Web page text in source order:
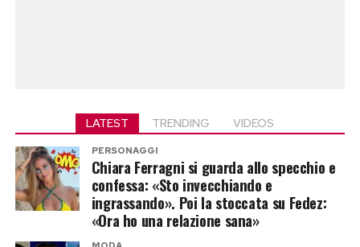
LATEST TRENDING VIDEOS
PERSONAGGI
Chiara Ferragni si guarda allo specchio e
confessa: «Sto invecchiando e
ingrassando». Poi la stoccata su Fedez:
«Ora ho una relazione sana»